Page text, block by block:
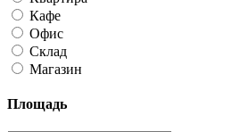
Кафе
Офис
Склад
Магазин
Площадь